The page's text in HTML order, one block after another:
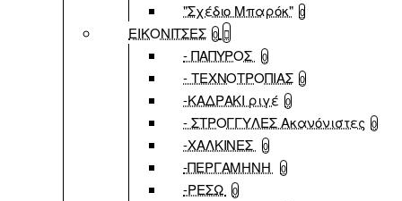
"Σχέδιο Μπαρόκ" 0
ΕΙΚΟΝΙΤΣΕΣ 0
- ΠΑΠΥΡΟΣ 0
- ΤΕΧΝΟΤΡΟΠΙΑΣ 0
-ΚΑΔΡΑΚΙ ριγέ 0
- ΣΤΡΟΓΓΥΛΕΣ Ακανόνιστες 0
-ΧΑΛΚΙΝΕΣ 0
-ΠΕΡΓΑΜΗΝΗ 0
-ΡΕΣΩ 0